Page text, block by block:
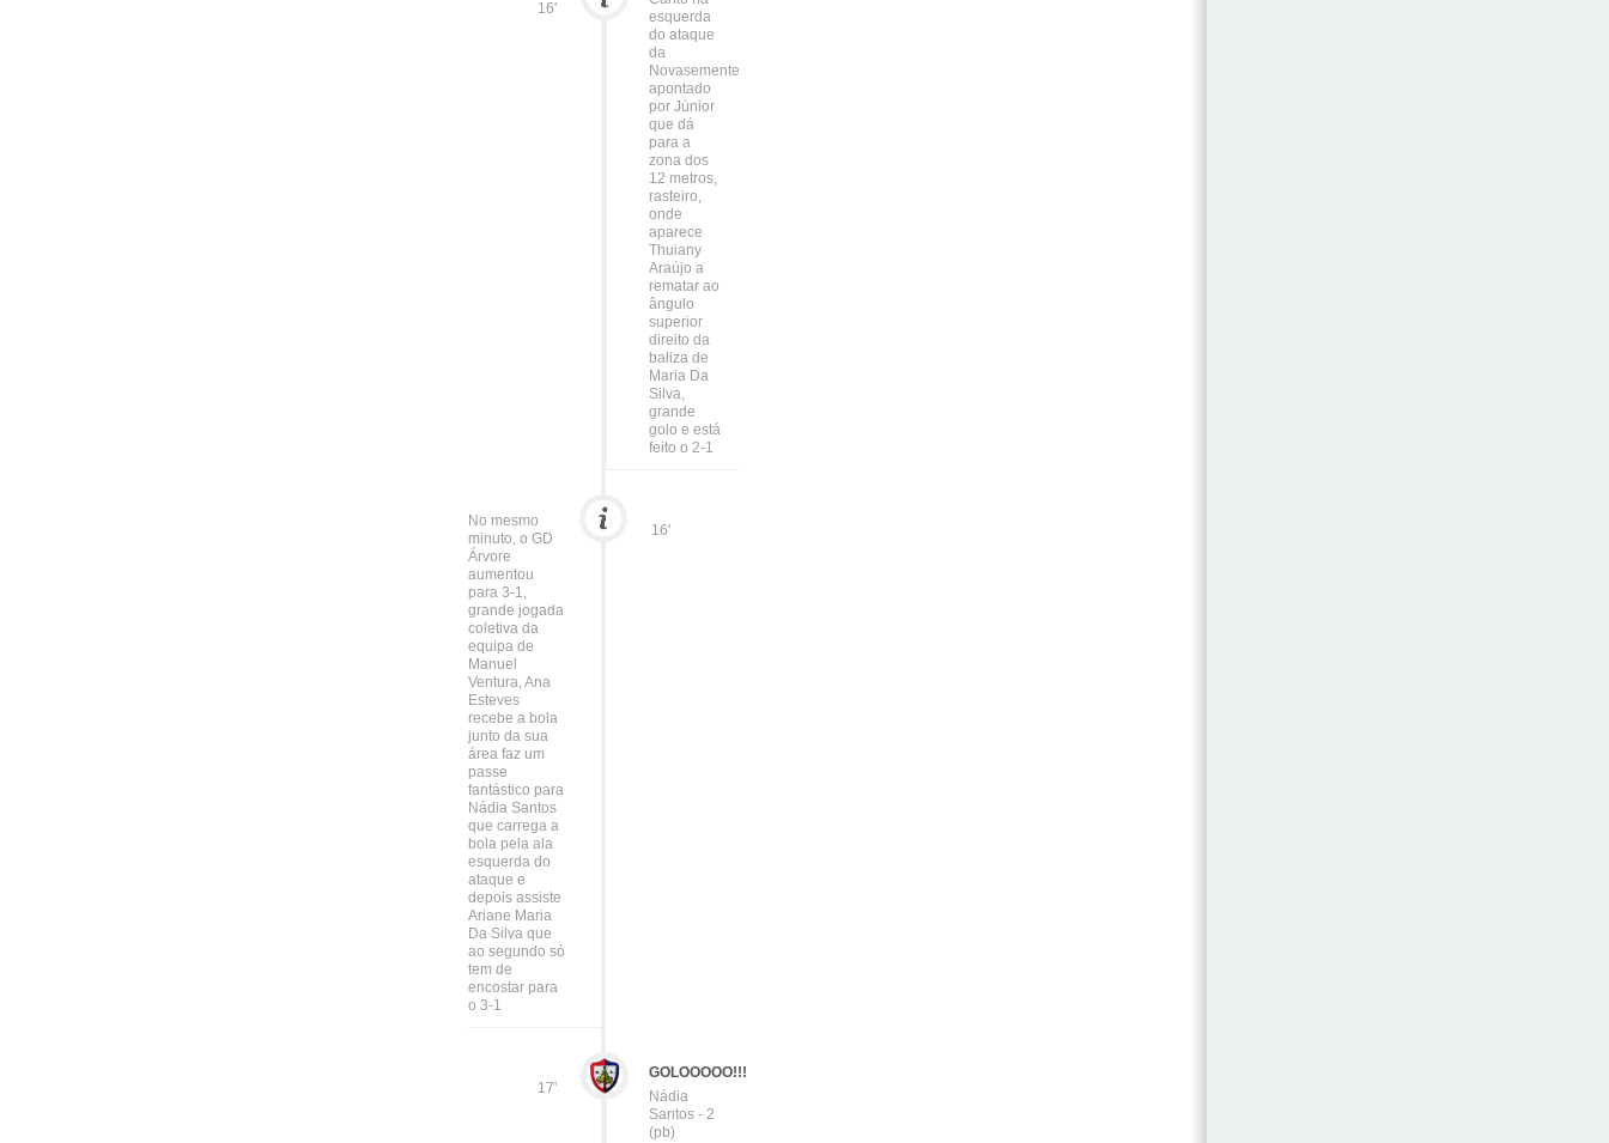
16'
esquerda
do ataque
da
Novasemente
apontado
por Júnior
que dá
para a
zona dos
12 metros,
rasteiro,
onde
aparece
Thuiany
Araújo a
rematar ao
ângulo
superior
direito da
baliza de
Maria Da
Silva,
grande
golo e está
feito o 2-1
16'
No mesmo
minuto, o GD
Árvore
aumentou
para 3-1,
grande jogada
coletiva da
equipa de
Manuel
Ventura, Ana
Esteves
recebe a bola
junto da sua
área faz um
passe
fantástico para
Nádia Santos
que carrega a
bola pela ala
esquerda do
ataque e
depois assiste
Ariane Maria
Da Silva que
ao segundo só
tem de
encostar para
o 3-1
17'
GOLOOOOO!!!
Nádia
Santos - 2
(pb)